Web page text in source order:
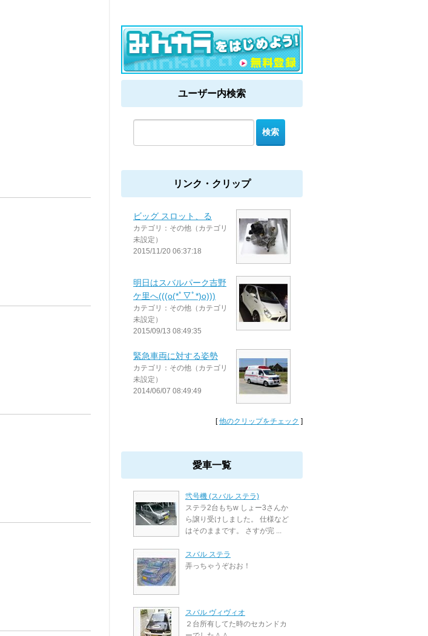
ユーザー内検索
リンク・クリップ
ビッグ スロット、る
カテゴリ：その他（カテゴリ
未設定）
2015/11/20 06:37:18
明日はスバルパーク吉野
ケ里へ(((o(*ﾟ▽ﾟ*)o)))
カテゴリ：その他（カテゴリ
未設定）
2015/09/13 08:49:35
緊急車両に対する姿勢
カテゴリ：その他（カテゴリ
未設定）
2014/06/07 08:49:49
[他のクリップをチェック ]
愛車一覧
弐号機 (スバル ステラ)
ステラ2台もちw しょー3さんか
ら譲り受けしました。 仕様など
はそのままです。 さすが完 ...
スバル ステラ
弄っちゃうぞおお！
スバル ヴィヴィオ
２台所有してた時のセカンドカ